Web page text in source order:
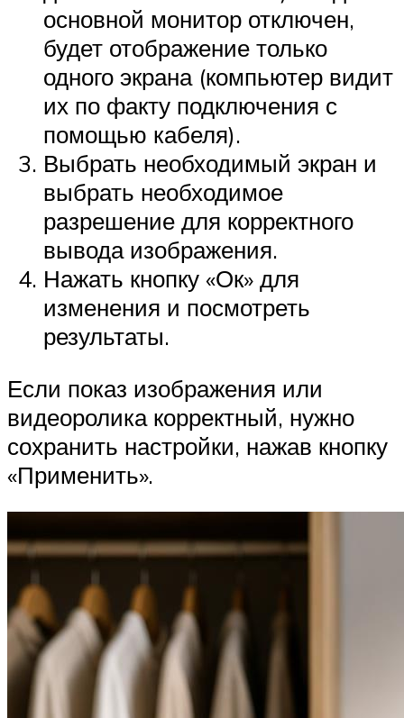
основной монитор отключен,
будет отображение только
одного экрана (компьютер видит
их по факту подключения с
помощью кабеля).
Выбрать необходимый экран и
выбрать необходимое
разрешение для корректного
вывода изображения.
Нажать кнопку «Ок» для
изменения и посмотреть
результаты.
Если показ изображения или
видеоролика корректный, нужно
сохранить настройки, нажав кнопку
«Применить».